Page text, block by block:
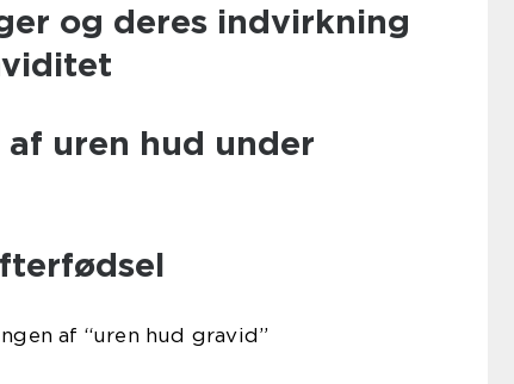
og deres indvirkning
uren hud under
af “uren hud gravid”